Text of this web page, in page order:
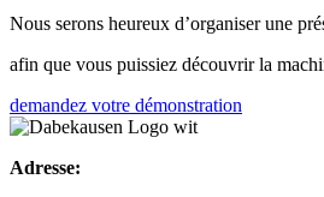
Nous serons heureux d’organiser une
afin que vous puissiez découvrir la
demandez votre démonstration
Adresse: